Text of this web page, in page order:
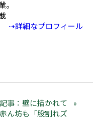
。
⇢詳細なプロフィール
事：壁に描かれて
ん坊も「股割れズ